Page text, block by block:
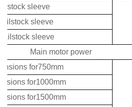
sleeve
sleeve
tailstock sleeve
Main motor power
for750mm
for1000mm
for1500mm